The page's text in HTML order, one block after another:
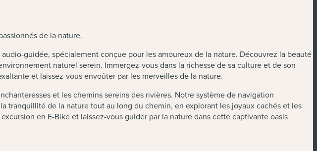
de la nature.
guidée, spécialement conçue pour les amoureux de la nature. Découvrez la beauté
naturel serein. Immergez-vous dans la richesse de sa culture et de son
et laissez-vous envoûter par les merveilles de la nature.
et les chemins sereins des rivières. Notre système de navigation
tranquillité de la nature tout au long du chemin, en explorant les joyaux cachés et les
en E-Bike et laissez-vous guider par la nature dans cette captivante oasis